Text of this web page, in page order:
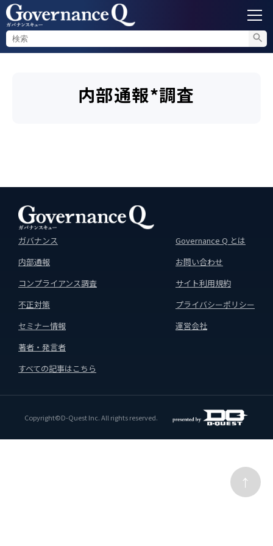
内部通報
セミナー情報
内部通報*調査
↑
ガバナンス
内部通報
コンプライアンス調査
不正対策
セミナー情報
著者・発言者
すべての記事はこちら
Governance Q とは
お問い合わせ
サイト利用規約
プライバシーポリシー
運営会社
Copyright©D-Quest Inc. All rights reserved.